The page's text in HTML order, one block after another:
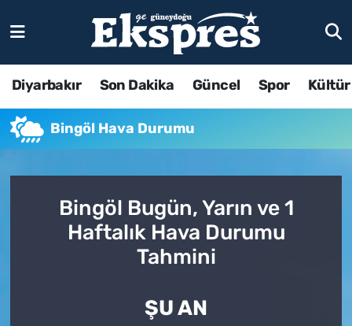
Diyarbakır Son Dakika Güncel Spor
Bingöl Hava Durumu
Bingöl Bugün, Yarın ve 1
Haftalık Hava Durumu
Tahmini
ŞU AN